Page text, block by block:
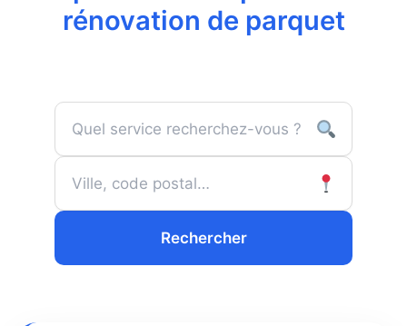
rénovation de parquet
Rechercher